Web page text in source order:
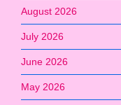
August 2026
July 2026
June 2026
May 2026